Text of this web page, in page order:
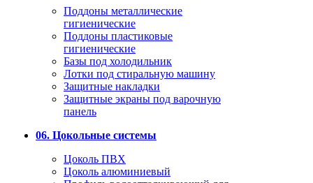
Поддоны металлические
гигиенические
Поддоны пластиковые
гигиенические
Базы под холодильник
Лотки под стиральную машину
Защитные накладки
Защитные экраны под варочную
панель
06. Цокольные системы
Цоколь ПВХ
Цоколь алюминиевый